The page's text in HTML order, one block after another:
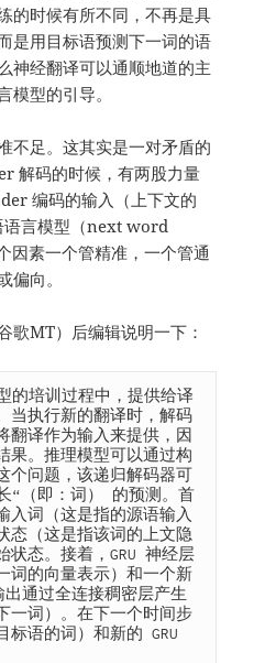
的时候有所不同，不再是具
是用目标语预测下一词的语
神经翻译可以通顺地道的主
模型的引导。
不足。这其实是一对矛盾的
解码的时候，有两股力量
编码的输入（上下文的
语言模型（next word
素一个管精准，一个管通
偏向。
歌MT）后编辑说明一下：
的培训过程中，提供给译
当执行新的翻译时，解码
翻译作为输入来提供，因
果。推理模型可以通过构
个问题，该递归解码器可
“（即：词） 的预测。首
入词（这是指的源语输入
态（这是指该词的上文隐
状态。接着，GRU 神经层
词的向量表示）和一个新
通过全连接稠密层产生
一词）。在下一个时间步
标语的词）和新的 GRU